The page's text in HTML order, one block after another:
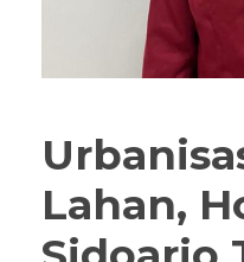
Lahan,